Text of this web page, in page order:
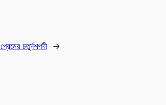
প্রেমের চতুর্দশপদী →